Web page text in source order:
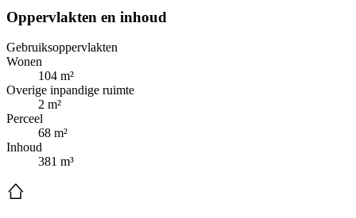
Oppervlakten en inhoud
Gebruiksoppervlakten
Wonen
104 m²
Overige inpandige ruimte
2 m²
Perceel
68 m²
Inhoud
381 m³